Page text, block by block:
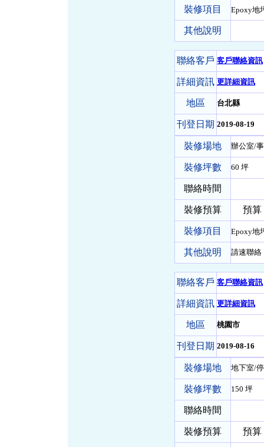
裝修項目 Epoxy地
其他說明
聯絡客戶 客戶聯絡資訊
詳細資訊 更詳細資訊
地區 台北縣
刊登日期 2019-08-19
裝修場地 辦公室/
裝修坪數 60 坪
聯絡時間
裝修預算 預算
裝修項目 Epoxy地
其他說明 請速聯絡
聯絡客戶 客戶聯絡資訊
詳細資訊 更詳細資訊
地區 桃園市
刊登日期 2019-08-16
裝修場地 地下室/
裝修坪數 150 坪
聯絡時間
裝修預算 預算